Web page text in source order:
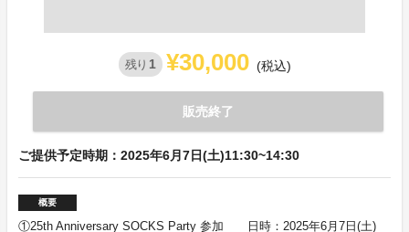
残り 1 ¥30,000 (税込)
販売終了
ご提供予定時期：2025年6月7日(土)11:30~14:30
概要
①25th Anniversary SOCKS Party 参加 日時：2025年6月7日(土)